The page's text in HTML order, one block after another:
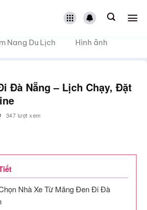
Nang Du Lịch Hình ảnh
Đà Nẵng – Lịch Chạy, Đặt
347 lượt xem
Nhà Xe Từ Măng Đen Đi Đà